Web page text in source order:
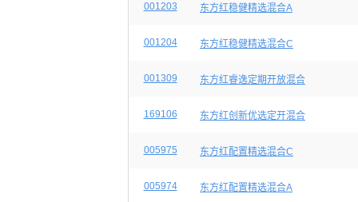
001203 东方红稳健精选混合A
001204 东方红稳健精选混合C
001309 东方红睿逸定期开放混合
169106 东方红创新优选定开混合
005975 东方红配置精选混合C
005974 东方红配置精选混合A